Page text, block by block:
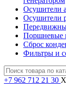
Осушители
Осушители
Поршневые
Сброс
Фильтры и
+7 962 712 21 30